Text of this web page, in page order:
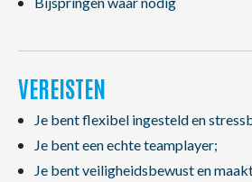
VEREISTEN
Je bent flexibel ingesteld en
Je bent een echte teamplayer;
Je bent veiligheidsbewust en